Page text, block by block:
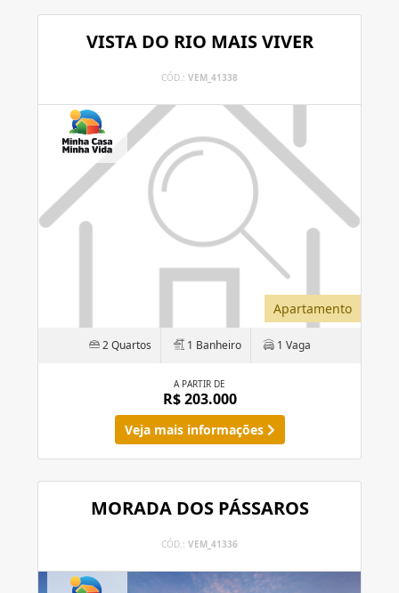
VISTA DO RIO MAIS VIVER
CÓD.: VEM_41338
Apartamento
2 Quartos 1 Banheiro 1 Vaga
A PARTIR DE
R$ 203.000
Veja mais informações
MORADA DOS PÁSSAROS
CÓD.: VEM_41336